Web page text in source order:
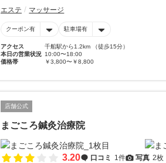
エステ マッサージ
クーポン有 駐車場有
アクセス
千船駅から1.2km （徒歩15分）
本日の営業状況 10:00〜18:00
価格帯
￥3,800〜￥8,800
店舗公式
まごころ鍼灸治療院
3.20 口コミ 1件 写真 2枚